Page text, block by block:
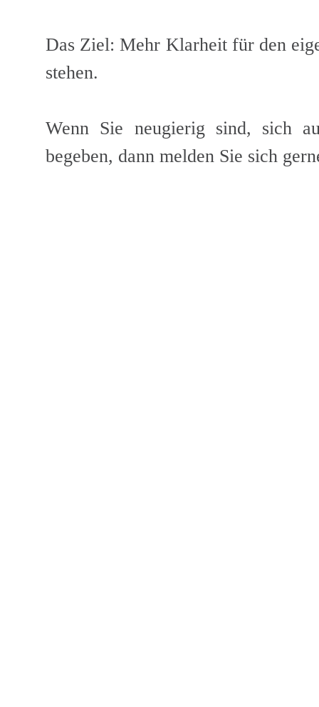
Das Ziel: Mehr Klarheit für den
stehen.
Wenn Sie neugierig sind, sich
begeben, dann melden Sie sich